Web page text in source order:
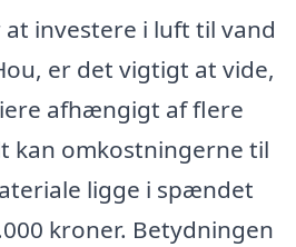
investere i luft til vand
er det vigtigt at vide,
afhængigt af flere
kan omkostningerne til
ligge i spændet
kroner. Betydningen